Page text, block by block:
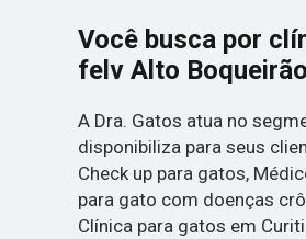
Você busca por
felv Alto
A Dra. Gatos atua no
disponibiliza para seus
Check up para gatos,
para gato com doenças
Clínica para gatos em